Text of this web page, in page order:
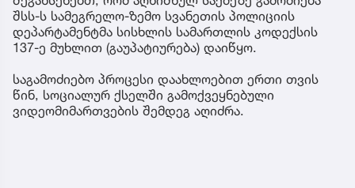
შსს-ს სამეგრელო-ზემო სვანეთის პოლიციის
დეპარტამენტმა სისხლის სამართლის კოდექსის
137-ე მუხლით (გაუპატიურება) დაიწყო.
საგამოძიებო პროცესი დაახლოებით ერთი თვის
წინ, სოციალურ ქსელში გამოქვეყნებული
ვიდეომიმართვების შემდეგ აღიძრა.